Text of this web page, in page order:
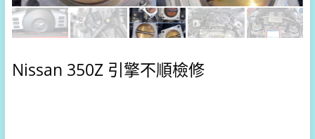
Nissan 350Z 引擎不順檢修